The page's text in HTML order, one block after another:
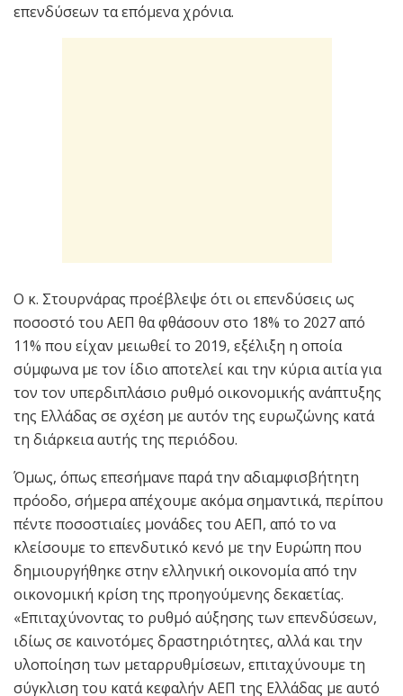
επενδύσεων τα επόμενα χρόνια.
Ο κ. Στουρνάρας προέβλεψε ότι οι επενδύσεις ως
ποσοστό του ΑΕΠ θα φθάσουν στο 18% το 2027 από
11% που είχαν μειωθεί το 2019, εξέλιξη η οποία
σύμφωνα με τον ίδιο αποτελεί και την κύρια αιτία για
τον τον υπερδιπλάσιο ρυθμό οικονομικής ανάπτυξης
της Ελλάδας σε σχέση με αυτόν της ευρωζώνης κατά
τη διάρκεια αυτής της περιόδου.
Όμως, όπως επεσήμανε παρά την αδιαμφισβήτητη
πρόοδο, σήμερα απέχουμε ακόμα σημαντικά, περίπου
πέντε ποσοστιαίες μονάδες του ΑΕΠ, από το να
κλείσουμε το επενδυτικό κενό με την Ευρώπη που
δημιουργήθηκε στην ελληνική οικονομία από την
οικονομική κρίση της προηγούμενης δεκαετίας.
«Επιταχύνοντας το ρυθμό αύξησης των επενδύσεων,
ιδίως σε καινοτόμες δραστηριότητες, αλλά και την
υλοποίηση των μεταρρυθμίσεων, επιταχύνουμε τη
σύγκλιση του κατά κεφαλήν ΑΕΠ της Ελλάδας με αυτό